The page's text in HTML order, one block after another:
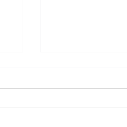
Rosemary